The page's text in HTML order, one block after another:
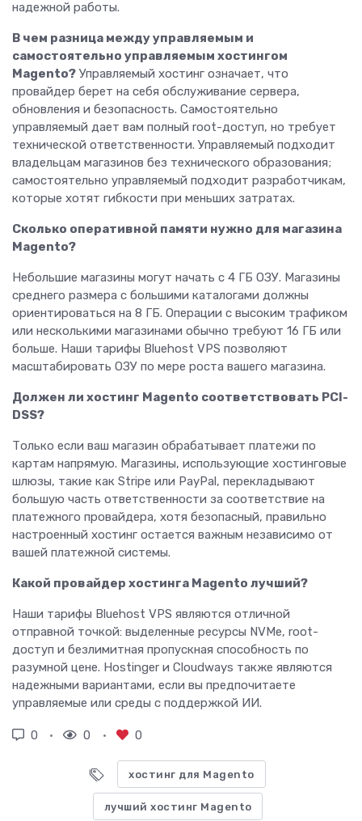
надежной работы.
В чем разница между управляемым и
самостоятельно управляемым хостингом
Magento? Управляемый хостинг означает, что
провайдер берет на себя обслуживание сервера,
обновления и безопасность. Самостоятельно
управляемый дает вам полный root-доступ, но требует
технической ответственности. Управляемый подходит
владельцам магазинов без технического образования;
самостоятельно управляемый подходит разработчикам,
которые хотят гибкости при меньших затратах.
Сколько оперативной памяти нужно для магазина
Magento?
Небольшие магазины могут начать с 4 ГБ ОЗУ. Магазины
среднего размера с большими каталогами должны
ориентироваться на 8 ГБ. Операции с высоким трафиком
или несколькими магазинами обычно требуют 16 ГБ или
больше. Наши тарифы Bluehost VPS позволяют
масштабировать ОЗУ по мере роста вашего магазина.
Должен ли хостинг Magento соответствовать PCI-
DSS?
Только если ваш магазин обрабатывает платежи по
картам напрямую. Магазины, использующие хостинговые
шлюзы, такие как Stripe или PayPal, перекладывают
большую часть ответственности за соответствие на
платежного провайдера, хотя безопасный, правильно
настроенный хостинг остается важным независимо от
вашей платежной системы.
Какой провайдер хостинга Magento лучший?
Наши тарифы Bluehost VPS являются отличной
отправной точкой: выделенные ресурсы NVMe, root-
доступ и безлимитная пропускная способность по
разумной цене. Hostinger и Cloudways также являются
надежными вариантами, если вы предпочитаете
управляемые или среды с поддержкой ИИ.
0 0 0
хостинг для Magento
лучший хостинг Magento